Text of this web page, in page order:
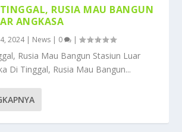
RUSIA MAU BANGUN
ANGKASA
2024| News | 0 |
Rusia Mau Bangun Stasiun Luar
Di Tinggal, Rusia Mau Bangun...